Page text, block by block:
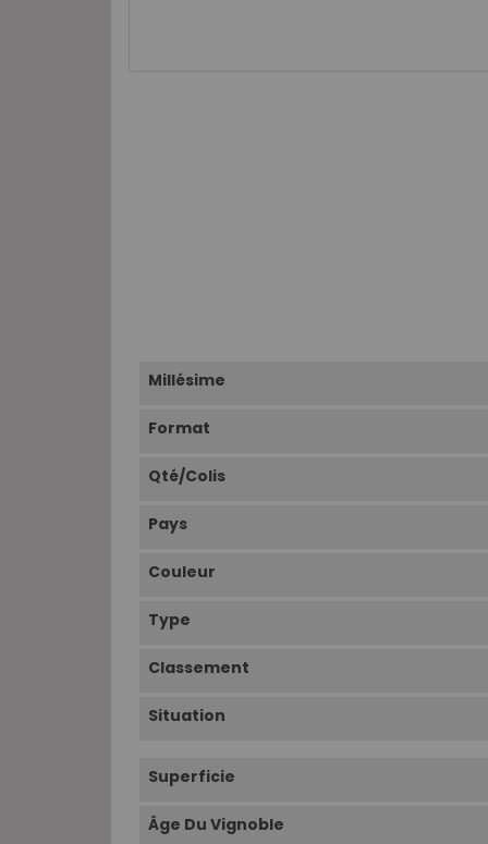
Millésime
Format
Qté/Colis
Pays
Couleur
Type
Classement
Situation
Superficie
Âge Du Vignoble